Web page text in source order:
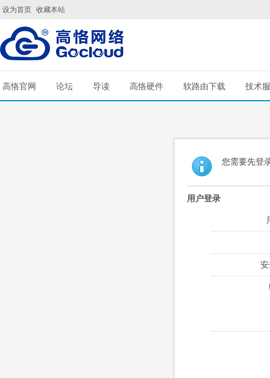
设为首页 收藏本站
高恪官网 论坛 导读 高恪硬件 软路由下载 技术
您需要先登
用户登录